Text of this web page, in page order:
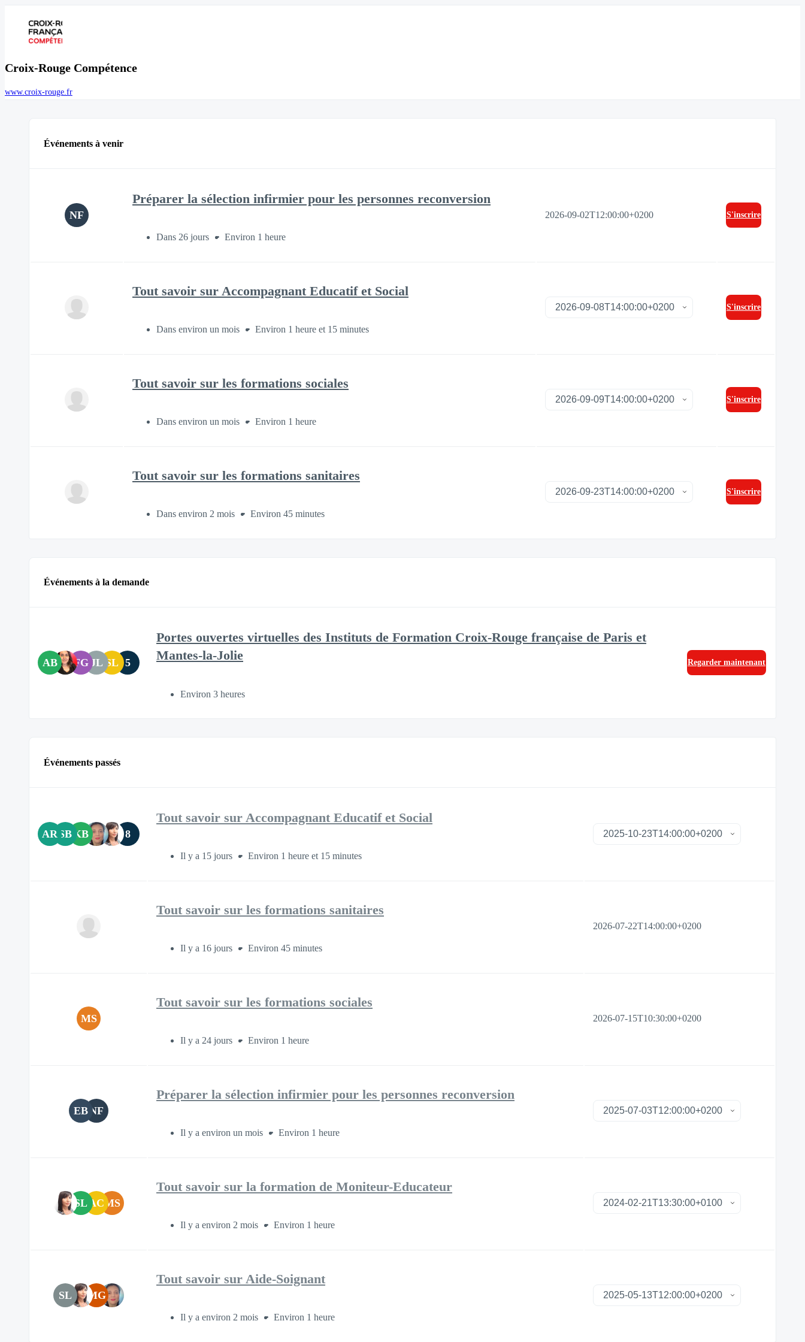
Croix-Rouge Compétence
www.croix-rouge.fr
Événements à venir
NF
Préparer la sélection infirmier pour les personnes reconversion
Dans 26 jours Environ 1 heure
2026-09-02T12:00:00+0200 S'inscrire
Tout savoir sur Accompagnant Educatif et Social
Dans environ un mois Environ 1 heure et 15 minutes
S'inscrire
Tout savoir sur les formations sociales
Dans environ un mois Environ 1 heure
S'inscrire
Tout savoir sur les formations sanitaires
Dans environ 2 mois Environ 45 minutes
S'inscrire
Événements à la demande
AB FG JL SL 5
Portes ouvertes virtuelles des Instituts de Formation Croix-Rouge française de Paris et
Mantes-la-Jolie
Environ 3 heures
Regarder maintenant
Événements passés
AR SB KB 8
Tout savoir sur Accompagnant Educatif et Social
Il y a 15 jours Environ 1 heure et 15 minutes
Tout savoir sur les formations sanitaires
Il y a 16 jours Environ 45 minutes
2026-07-22T14:00:00+0200
MS
Tout savoir sur les formations sociales
Il y a 24 jours Environ 1 heure
2026-07-15T10:30:00+0200
EB NF
Préparer la sélection infirmier pour les personnes reconversion
Il y a environ un mois Environ 1 heure
SL AC MS
Tout savoir sur la formation de Moniteur-Educateur
Il y a environ 2 mois Environ 1 heure
SL MG
Tout savoir sur Aide-Soignant
Il y a environ 2 mois Environ 1 heure